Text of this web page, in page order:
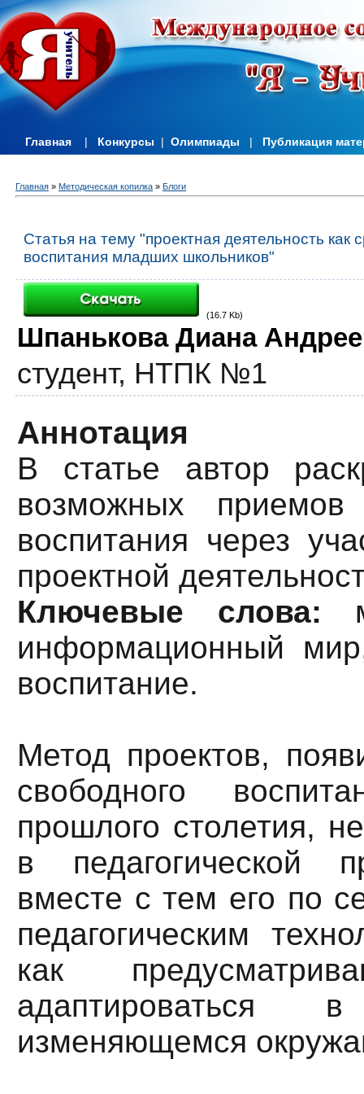
Главная | Конкурсы | Олимпиады | Публикация
Главная » Методическая копилка » Блоги
Статья на тему "проектная деятельность как
воспитания младших школьников"
(16.7 Kb)
Шпанькова Диана
студент, НТПК №1
Аннотация
В статье автор
возможных приемов
воспитания через
проектной
Ключевые слова:
информационный
воспитание.
Метод проектов,
свободного
прошлого столетия,
в педагогической
вместе с тем его по
педагогическим
как
адаптироваться
изменяющемся